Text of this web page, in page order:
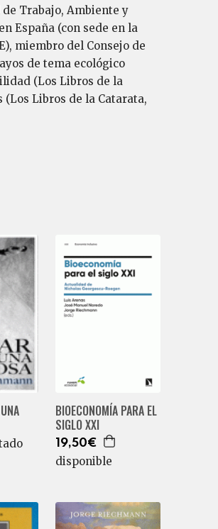
Trabajo, Ambiente y
España (con sede en la
miembro del Consejo de
de tema ecológico
(Los Libros de la
Libros de la Catarata,
BIOECONOMÍA PARA EL
SIGLO XXI
19,50€
disponible